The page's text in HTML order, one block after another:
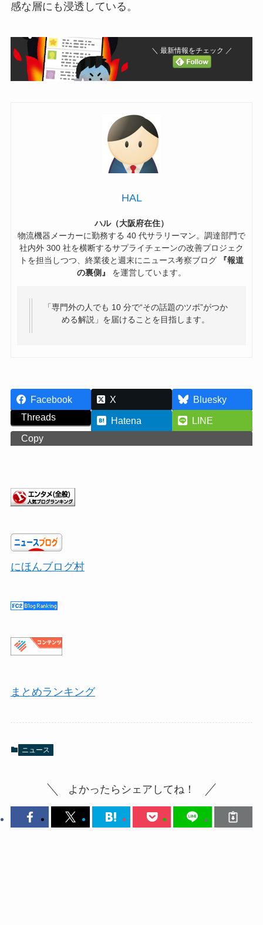
感な層にも浸透している。
＼ 最新情報をチェック ／
HAL
ハル（大阪府在住）
物流機器メーカーに勤務する 40 代サラリーマン。調達部門で
社内外 300 社を横断するサプライチェーンの改善プロジェク
トを担当しつつ、終業後と週末にニュース考察ブログ
『報道
の裏側』
を運営しています。
「専門外の人でも 10 分で“その話題のツボ”がつか
める解説」を届けることを目指します。
Facebook X
Bluesky
Threads
Hatena
LINE
Copy
にほんブログ村
まとめランキング
ニュース
よかったらシェアしてね！